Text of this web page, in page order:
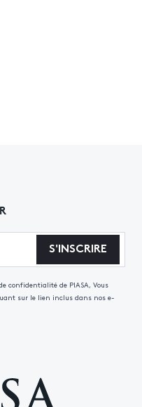
Sheridan,
S'INSCRIRE
confidentialité de PIASA, Vous
sur le lien inclus dans nos e-